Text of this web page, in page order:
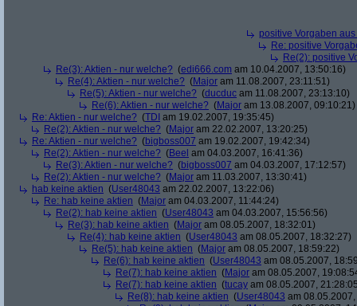
positive Vorgaben
Re: positive
Re(2): positive
Re(3): Aktien - nur welche? (edi666.com am 10.04.2007, 13:50:16)
Re(4): Aktien - nur welche? (Major am 11.08.2007, 23:11:51)
Re(5): Aktien - nur welche? (ducduc am 11.08.2007, 23:13:10)
Re(6): Aktien - nur welche? (Major am 13.08.2007, 09:10:21)
Re: Aktien - nur welche? (TDI am 19.02.2007, 19:35:45)
Re(2): Aktien - nur welche? (Major am 22.02.2007, 13:20:25)
Re: Aktien - nur welche? (bigboss007 am 19.02.2007, 19:42:34)
Re(2): Aktien - nur welche? (Beel am 04.03.2007, 16:41:36)
Re(3): Aktien - nur welche? (bigboss007 am 04.03.2007, 17:12:57)
Re(2): Aktien - nur welche? (Major am 11.03.2007, 13:30:41)
hab keine aktien (User48043 am 22.02.2007, 13:22:06)
Re: hab keine aktien (Major am 04.03.2007, 11:44:24)
Re(2): hab keine aktien (User48043 am 04.03.2007, 15:56:56)
Re(3): hab keine aktien (Major am 08.05.2007, 18:32:01)
Re(4): hab keine aktien (User48043 am 08.05.2007, 18:32:27)
Re(5): hab keine aktien (Major am 08.05.2007, 18:59:22)
Re(6): hab keine aktien (User48043 am 08.05.2007,
Re(7): hab keine aktien (Major am 08.05.2007,
Re(7): hab keine aktien (tucay am 08.05.2007,
Re(8): hab keine aktien (User48043 am